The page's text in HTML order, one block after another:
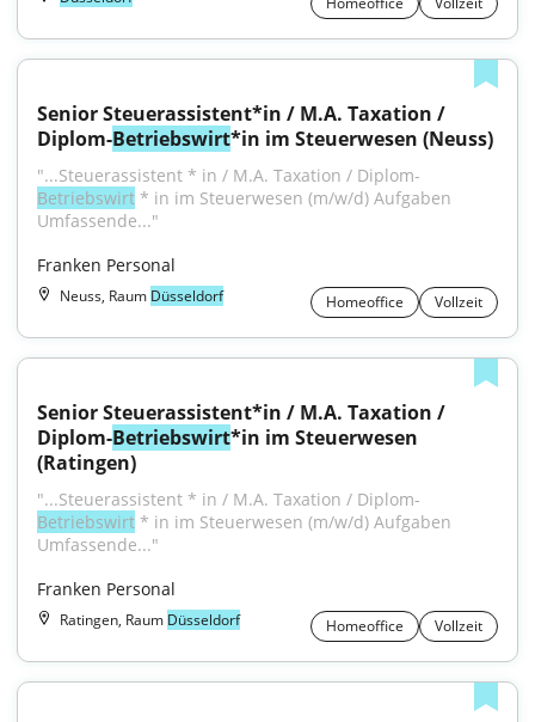
Senior Steuerassistent*in / M.A. Taxation /
Diplom-Betriebswirt*in im Steuerwesen (Neuss)
"...Steuerassistent * in / M.A. Taxation / Diplom-
Betriebswirt * in im Steuerwesen (m/w/d) Aufgaben
Umfassende..."
Franken Personal
Neuss, Raum Düsseldorf Homeoffice Vollzeit
Senior Steuerassistent*in / M.A. Taxation /
Diplom-Betriebswirt*in im Steuerwesen
(Ratingen)
"...Steuerassistent * in / M.A. Taxation / Diplom-
Betriebswirt * in im Steuerwesen (m/w/d) Aufgaben
Umfassende..."
Franken Personal
Ratingen, Raum Düsseldorf Homeoffice Vollzeit